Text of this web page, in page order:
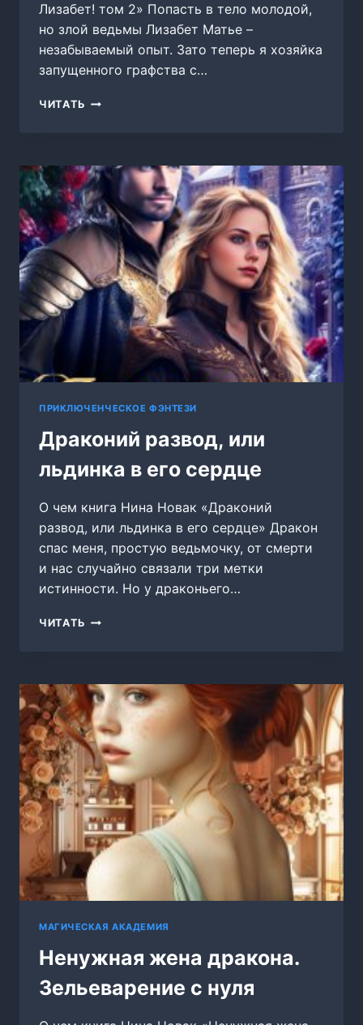
Лизабет! том 2» Попасть в тело молодой,
но злой ведьмы Лизабет Матье –
незабываемый опыт. Зато теперь я хозяйка
запущенного графства с…
ЧИТАТЬ ГРАФСТВО
2
ПРИКЛЮЧЕНЧЕСКОЕ ФЭНТЕЗИ
Драконий развод, или
льдинка в его сердце
О чем книга Нина Новак «Драконий
развод, или льдинка в его сердце» Дракон
спас меня, простую ведьмочку, от смерти
и нас случайно связали три метки
истинности. Но у драконьего…
ЧИТАТЬ ДРАКОНИЙ
В
ЕГО
СЕРДЦЕ
МАГИЧЕСКАЯ АКАДЕМИЯ
Ненужная жена дракона.
Зельеварение с нуля